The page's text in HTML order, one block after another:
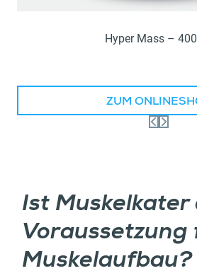
Hyper Mass –
ZUM
Ist Muskelkater
Voraussetzung
Muskelaufbau?